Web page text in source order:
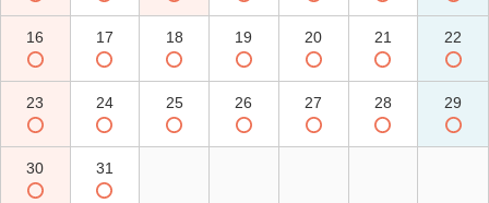
16 17 18 19 20 21 22
23 24 25 26 27 28 29
30 31